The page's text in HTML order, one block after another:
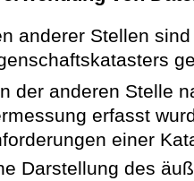
anderer Stellen
der anderen Stelle
erfasst
einer
Darstellung des